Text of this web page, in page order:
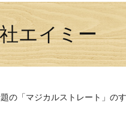
の「マジカルストレート」の
エイミー